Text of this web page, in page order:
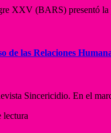
XXV (BARS) presentó
de las Relaciones
Sincericidio. En el
lectura